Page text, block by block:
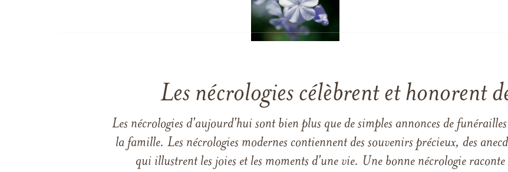
Les nécrologies célèbrent et honorent
Les nécrologies d'aujourd'hui sont bien plus que de simples annonces de
la famille. Les nécrologies modernes contiennent des souvenirs précieux, des
qui illustrent les joies et les moments d'une vie. Une bonne nécrologie